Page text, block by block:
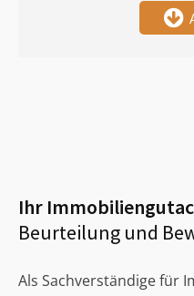
Ihr
Beurteilung und
Als Sachverständige für